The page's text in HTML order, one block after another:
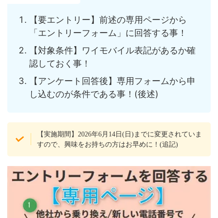
【要エントリー】前述の専用ページから
「エントリーフォーム」に回答する事！
【対象条件】ワイモバイル表記があるか確
認しておく事！
【アンケート回答後】専用フォームから申
し込むのが条件である事！(後述)
【実施期間】2026年6月14日(日)までに変更されていま
すので、興味をお持ちの方はお早めに！(追記)